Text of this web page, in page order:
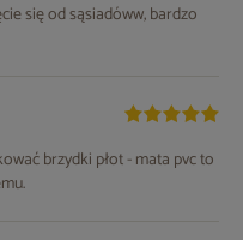
się od sąsiadóww, bardzo
brzydki płot - mata pvc to